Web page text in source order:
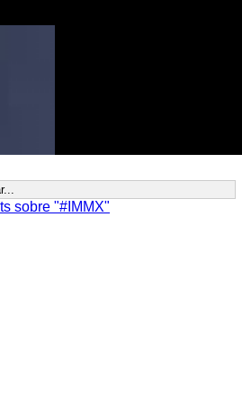
sobre "#IMMX"